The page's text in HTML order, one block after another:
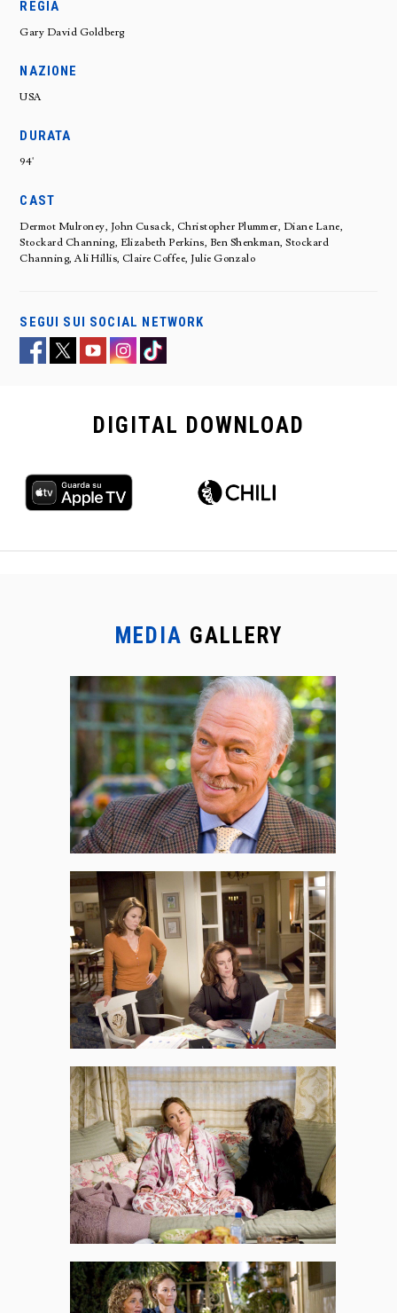
REGIA
Gary David Goldberg
NAZIONE
USA
DURATA
94'
CAST
Dermot Mulroney, John Cusack, Christopher Plummer, Diane Lane,
Stockard Channing, Elizabeth Perkins, Ben Shenkman, Stockard
Channing, Ali Hillis, Claire Coffee, Julie Gonzalo
SEGUI SUI SOCIAL NETWORK
DIGITAL DOWNLOAD
MEDIA GALLERY